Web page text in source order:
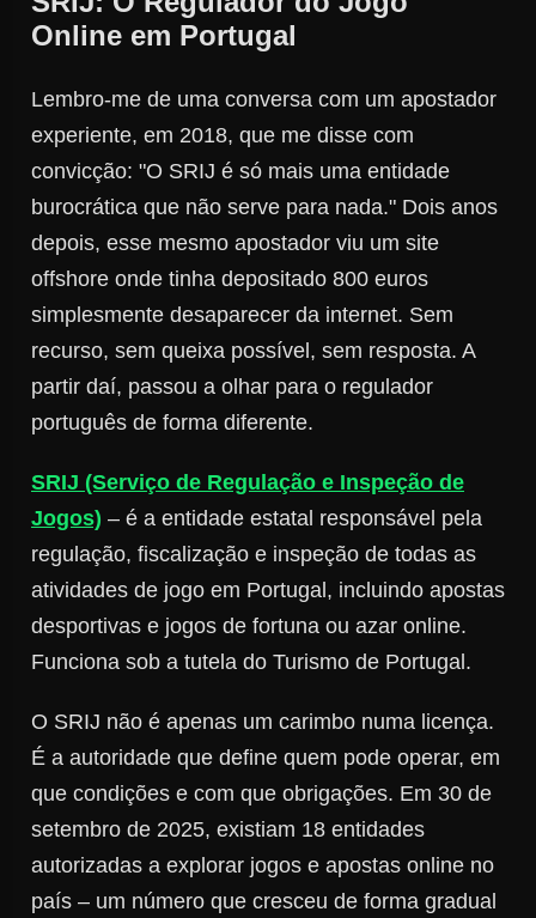
Online em Portugal
Lembro-me de uma conversa com um apostador
experiente, em 2018, que me disse com
convicção: "O SRIJ é só mais uma entidade
burocrática que não serve para nada." Dois anos
depois, esse mesmo apostador viu um site
offshore onde tinha depositado 800 euros
simplesmente desaparecer da internet. Sem
recurso, sem queixa possível, sem resposta. A
partir daí, passou a olhar para o regulador
português de forma diferente.
SRIJ (Serviço de Regulação e Inspeção de
Jogos) – é a entidade estatal responsável pela
regulação, fiscalização e inspeção de todas as
atividades de jogo em Portugal, incluindo apostas
desportivas e jogos de fortuna ou azar online.
Funciona sob a tutela do Turismo de Portugal.
O SRIJ não é apenas um carimbo numa licença.
É a autoridade que define quem pode operar, em
que condições e com que obrigações. Em 30 de
setembro de 2025, existiam 18 entidades
autorizadas a explorar jogos e apostas online no
país – um número que cresceu de forma gradual